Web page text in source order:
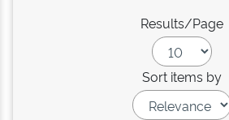
Results/Page
Sort items by